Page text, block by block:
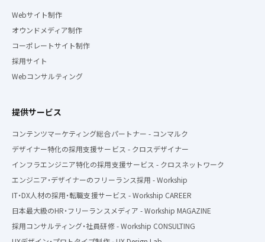
Webサイト制作
オウンドメディア制作
コーポレートサイト制作
採用サイト
Webコンサルティング
提供サービス
コンテンツマーケティング総合パートナー - コンマルク
デザイナー特化の採用支援サービス - クロスデザイナー
インフラエンジニア特化の採用支援サービス - クロスネットワーク
エンジニア・デザイナーのフリーランス採用 - Workship
IT・DX人材の採用・転職支援サービス - Workship CAREER
日本最大級のHR・フリーランスメディア - Workship MAGAZINE
採用コンサルティング・社員研修 - Workship CONSULTING